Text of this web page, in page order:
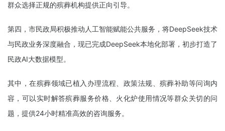
群众选择正规的殡葬机构提供正向引导。
第四，市民政局积极推动人工智能赋能公共服务，将DeepSeek技术
与民政业务深度融合，现已完成DeepSeek本地化部署，初步打造了
民政AI大数据模型。
其中，在殡葬领域已植入办理流程、政策法规、殡葬补助等问询内
容，可以实时解答殡葬服务价格、火化炉使用情况等群众关切的问
题，提供24小时精准高效的咨询服务。